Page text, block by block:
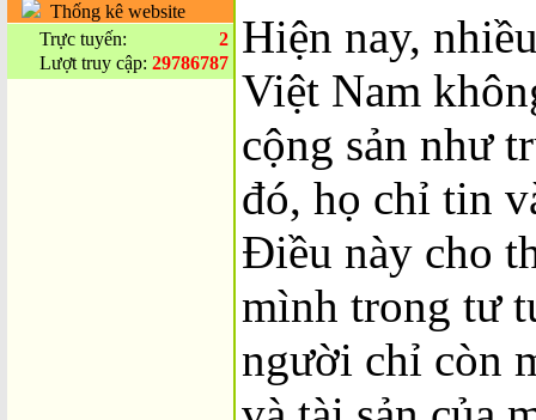
Thống kê website
Trực tuyến:
2
Lượt truy cập: 29786787
Hiện nay,
Việt Nam
cộng sản như
đó, họ chỉ tin
Điều này cho
mình trong tư
người chỉ còn